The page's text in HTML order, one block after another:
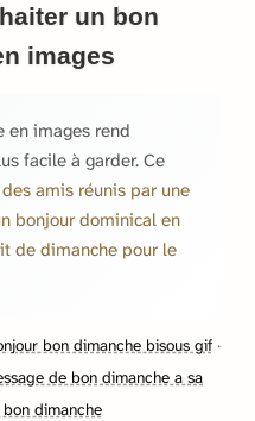
un bon
images
en images rend
facile à garder. Ce
des amis réunis par une
bonjour dominical en
de dimanche pour le
bon dimanche bisous gif·
de bon dimanche a sa
dimanche